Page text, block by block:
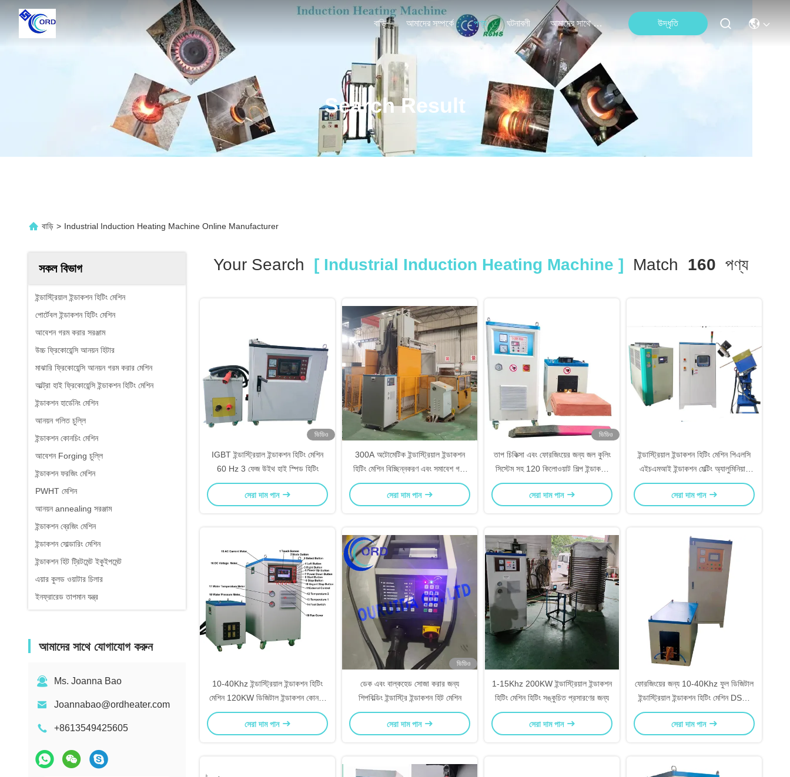
বাড়ি আমাদের সম্পর্কে পণ্য ঘটনাবলী আমাদের সাথে যোগাযোগ করুন উদ্ধৃতি
Search Result
বাড়ি > Industrial Induction Heating Machine Online Manufacturer
সকল বিভাগ
ইন্ডাস্ট্রিয়াল ইন্ডাকশন হিটিং মেশিন
পোর্টেবল ইন্ডাকশন হিটিং মেশিন
আবেশন গরম করার সরঞ্জাম
উচ্চ ফ্রিকোয়েন্সি আনয়ন হিটার
মাঝারি ফ্রিকোয়েন্সি আনয়ন গরম করার মেশিন
আল্ট্রা হাই ফ্রিকোয়েন্সি ইন্ডাকশন হিটিং মেশিন
ইন্ডাকশন হার্ডেনিং মেশিন
আনয়ন গলিত চুল্লি
ইন্ডাকশন কোনচিং মেশিন
আবেশন Forging চুল্লি
ইন্ডাকশন ফরজিং মেশিন
PWHT মেশিন
আনয়ন annealing সরঞ্জাম
ইন্ডাকশন ব্রেজিং মেশিন
ইন্ডাকশন সোল্ডারিং মেশিন
ইন্ডাকশন হিট ট্রিটমেন্ট ইকুইপমেন্ট
এয়ার কুলড ওয়াটার চিলার
ইনফ্রারেড তাপমান যন্ত্র
আমাদের সাথে যোগাযোগ করুন
Ms. Joanna Bao
Joannabao@ordheater.com
+8613549425605
Your Search [ Industrial Induction Heating Machine ] Match 160 পণ্য
ভিডিও
IGBT ইন্ডাস্ট্রিয়াল ইন্ডাকশন হিটিং মেশিন
60 Hz 3 ফেজ উইথ হাই স্পিড হিটিং
সেরা দাম পান
300A অটোমেটিক ইন্ডাস্ট্রিয়াল ইন্ডাকশন
হিটিং মেশিন বিচ্ছিন্নকরণ এবং সমাবেশ গরম
করার জন্য
সেরা দাম পান
ভিডিও
তাপ চিকিত্সা এবং ফোরজিংয়ের জন্য জল কুলিং
সিস্টেম সহ 120 কিলোওয়াট শিল্প ইন্ডাকশন
হিটিং মেশিন
সেরা দাম পান
ইন্ডাস্ট্রিয়াল ইন্ডাকশন হিটিং মেশিন পিএলসি
এইচএমআই ইন্ডাকশন মেল্টিং অ্যালুমিনিয়াম
মেশিন
সেরা দাম পান
10-40Khz ইন্ডাস্ট্রিয়াল ইন্ডাকশন হিটিং
মেশিন 120KW ডিজিটাল ইন্ডাকশন কোনচিং
মেশিন
সেরা দাম পান
ভিডিও
ডেক এবং বাল্কহেড সোজা করার জন্য
শিপবিল্ডিং ইন্ডাস্ট্রি ইন্ডাকশন হিট মেশিন
সেরা দাম পান
1-15Khz 200KW ইন্ডাস্ট্রিয়াল ইন্ডাকশন
হিটিং মেশিন হিটিং সঙ্কুচিত প্রসারণের জন্য
সেরা দাম পান
ফোরজিংয়ের জন্য 10-40Khz ফুল ডিজিটাল
ইন্ডাস্ট্রিয়াল ইন্ডাকশন হিটিং মেশিন DSP-
300KW
সেরা দাম পান